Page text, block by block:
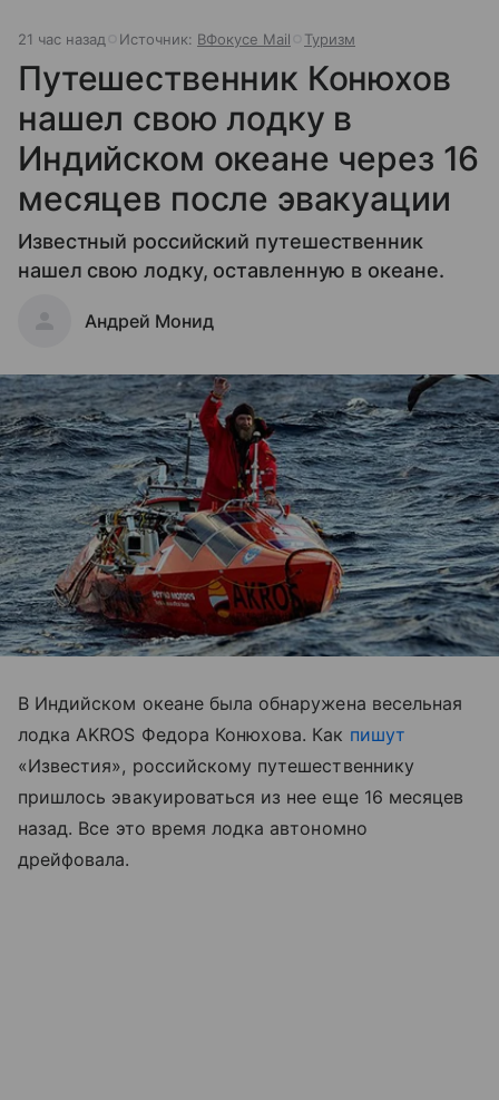
21 час назад Источник: ВФокусе Mail Туризм
Путешественник Конюхов
нашел свою лодку в
Индийском океане через 16
месяцев после эвакуации
Известный российский путешественник
нашел свою лодку, оставленную в океане.
Андрей Монид
В Индийском океане была обнаружена весельная
лодка AKROS Федора Конюхова. Как пишут
«Известия», российскому путешественнику
пришлось эвакуироваться из нее еще 16 месяцев
назад. Все это время лодка автономно
дрейфовала.